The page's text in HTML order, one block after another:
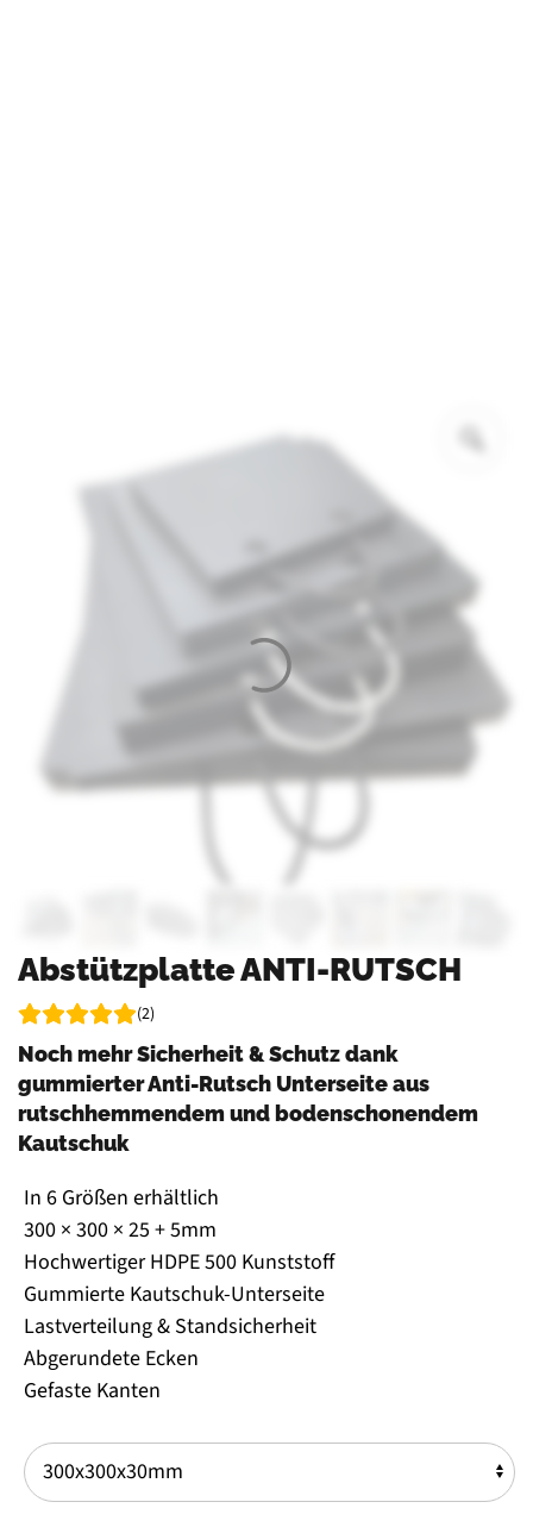
Abstützplatte ANTI-RUTSCH
(2)
Noch mehr Sicherheit & Schutz dank
gummierter Anti-Rutsch Unterseite aus
rutschhemmendem und bodenschonendem
Kautschuk
In 6 Größen erhältlich
300 × 300 × 25 + 5mm
Hochwertiger HDPE 500 Kunststoff
Gummierte Kautschuk-Unterseite
Lastverteilung & Standsicherheit
Abgerundete Ecken
Gefaste Kanten